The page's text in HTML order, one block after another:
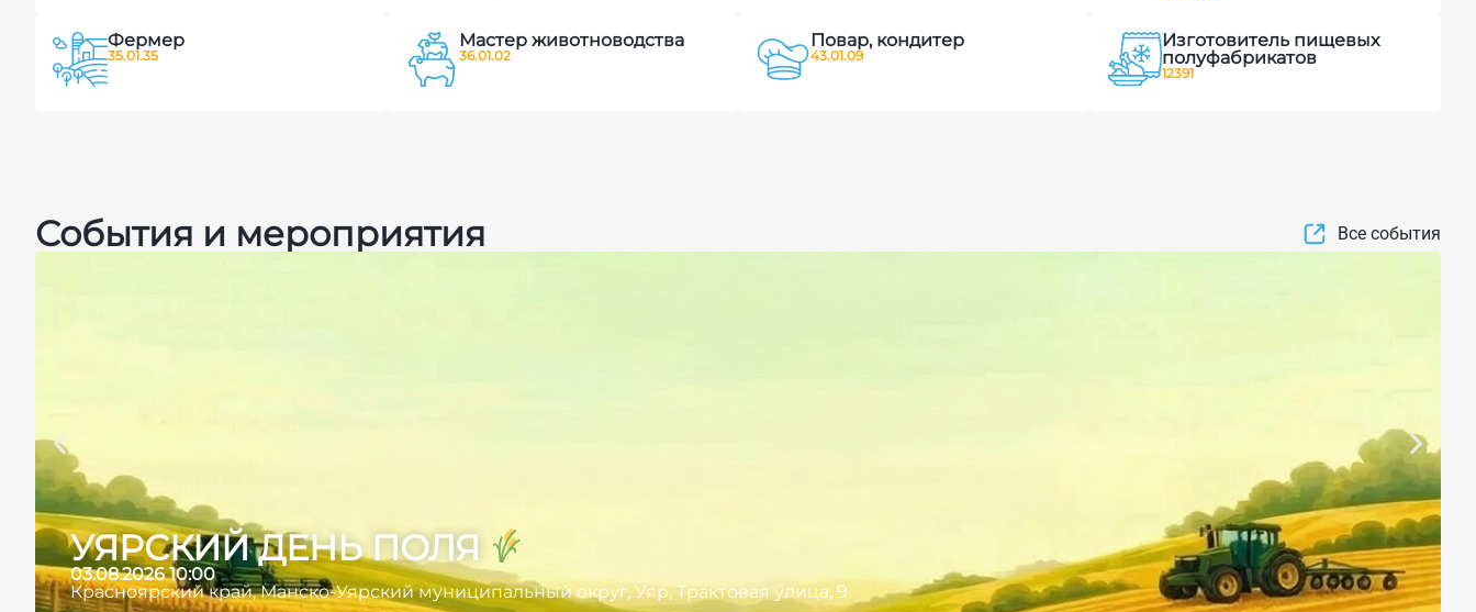
Фермер
35.01.35
Мастер животноводства
36.01.02
Повар, кондитер
43.01.09
Изготовитель пищевых
полуфабрикатов
12391
События и мероприятия Все события
УЯРСКИЙ ДЕНЬ ПОЛЯ
03.08.2026 10:00
Красноярский край, Манско-Уярский муниципальный округ, Уяр, Трактовая улица, 9